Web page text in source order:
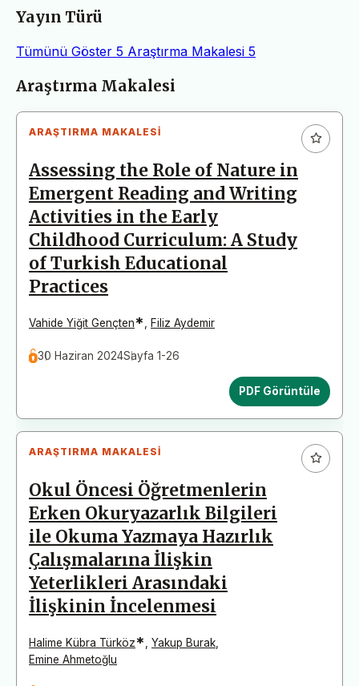
Yayın Türü
Tümünü Göster 5 Araştırma Makalesi 5
Makaleler
Araştırma Makalesi
ARAŞTIRMA MAKALESI
Assessing the Role of Nature in
Emergent Reading and Writing
Activities in the Early
Childhood Curriculum: A Study
of Turkish Educational
Practices
Vahide Yiğit Gençten* Filiz Aydemir
30 Haziran 2024Sayfa 1-26
PDF Görüntüle
ARAŞTIRMA MAKALESI
Okul Öncesi Öğretmenlerin
Erken Okuryazarlık Bilgileri
ile Okuma Yazmaya Hazırlık
Çalışmalarına İlişkin
Yeterlikleri Arasındaki
İlişkinin İncelenmesi
Halime Kübra Türköz* Yakup Burak
Emine Ahmetoğlu